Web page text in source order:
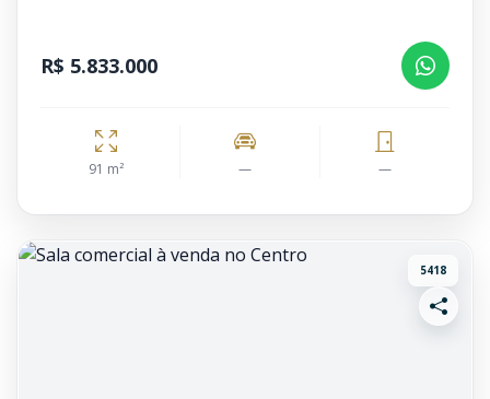
R$ 5.833.000
91 m² — —
5418